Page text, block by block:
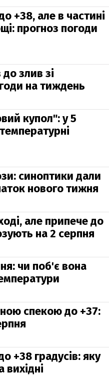
+38, але в частині
прогноз погоди
злив зі
на тиждень
купол": у 5
синоптики дали
нового тижня
але припече до
на 2 серпня
чи поб'є вона
спекою до +37:
+38 градусів: яку